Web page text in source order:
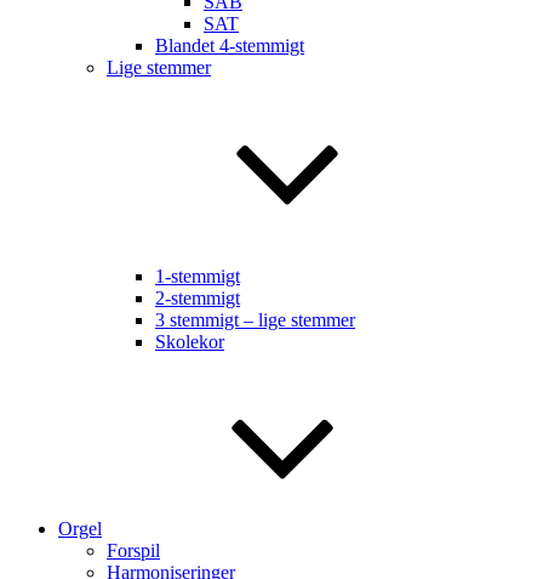
SAT
Blandet 4-stemmigt
Lige stemmer
1-stemmigt
2-stemmigt
3 stemmigt – lige stemmer
Skolekor
Orgel
Forspil
Harmoniseringer